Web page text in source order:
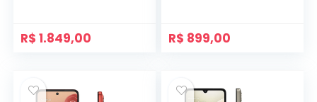
R$ 1.849,00 R$ 899,00